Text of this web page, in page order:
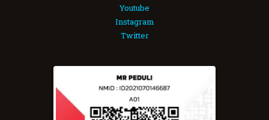
Youtube
Instagram
Twitter